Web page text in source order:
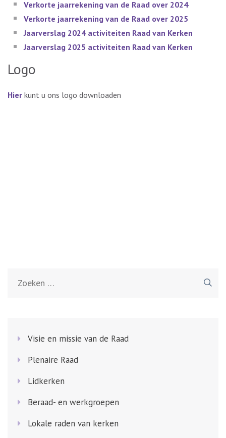
Verkorte jaarrekening van de Raad over 2024
Verkorte jaarrekening van de Raad over 2025
Jaarverslag 2024 activiteiten Raad van Kerken
Jaarverslag 2025 activiteiten Raad van Kerken
Logo
Hier kunt u ons logo downloaden
Visie en missie van de Raad
Plenaire Raad
Lidkerken
Beraad- en werkgroepen
Lokale raden van kerken